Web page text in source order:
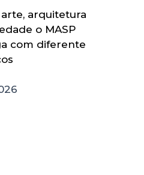
arquitetura
o MASP
com diferente